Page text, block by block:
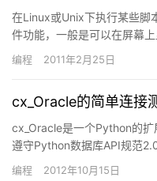
在Linux或Unix下执行某些脚
件功能，一般是可以在屏幕
果想要把标准输出或错误输
编程 2011年2月25日
cx_Oracle的简单连接
cx_Oracle是一个Python的
遵守Python数据库API规范
新日期是2014年5月25日，版
编程 2012年10月15日